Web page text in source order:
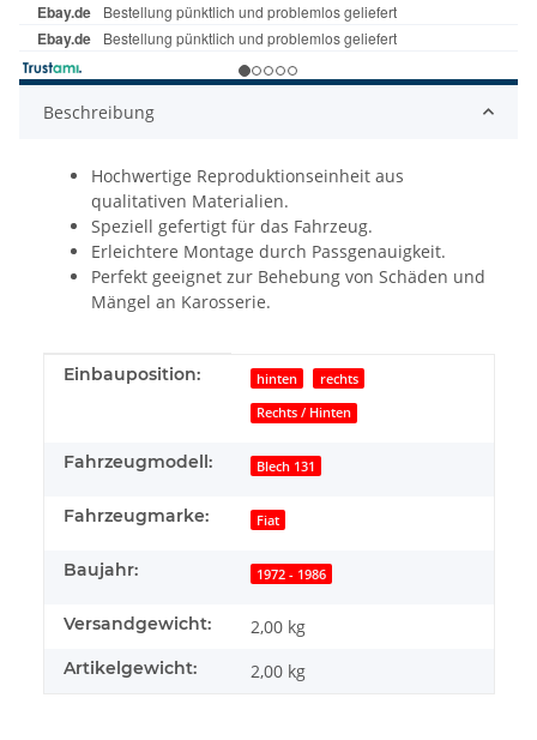
Beschreibung
Hochwertige Reproduktionseinheit aus
qualitativen Materialien.
Speziell gefertigt für das Fahrzeug.
Erleichtere Montage durch Passgenauigkeit.
Perfekt geeignet zur Behebung von Schäden und
Mängel an Karosserie.
Produkteigenschaft
Wert
Einbauposition: hinten rechts
Rechts / Hinten
Fahrzeugmodell: Blech 131
Fahrzeugmarke: Fiat
Baujahr: 1972 - 1986
Versandgewicht: 2,00 kg
Artikelgewicht: 2,00 kg